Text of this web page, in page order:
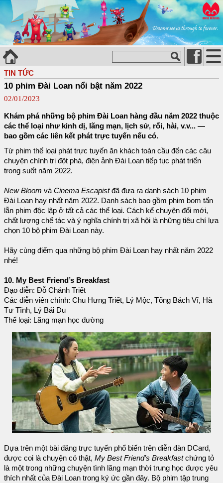
TIN TỨC
10 phim Đài Loan nổi bật năm 2022
02/01/2023
Khám phá những bộ phim Đài Loan hàng đầu năm 2022 thuộc
các thể loại như kinh dị, lãng mạn, lịch sử, rối, hài, v.v... —
bao gồm các liên kết phát trực tuyến nếu có.
Từ phim thể loại phát trực tuyến ăn khách toàn cầu đến các câu
chuyện chính trị đột phá, điện ảnh Đài Loan tiếp tục phát triển
trong suốt năm 2022.
New Bloom và Cinema Escapistđã đưa ra danh sách 10 phim
Đài Loan hay nhất năm 2022. Danh sách bao gồm phim bom tấn
lẫn phim độc lập ở tất cả các thể loại. Cách kể chuyện đổi mới,
chất lượng chế tác và ý nghĩa chính trị xã hội là những tiêu chí lựa
chọn 10 bộ phim Đài Loan này.
Hãy cùng điểm qua những bộ phim Đài Loan hay nhất năm 2022
nhé!
10. My Best Friend’s Breakfast
Đạo diễn: Đỗ Chánh Triết
Các diễn viên chính: Chu Hưng Triết, Lý Mộc, Tống Bách Vĩ, Hà
Tư Tĩnh, Lý Bái Du
Thể loại: Lãng mạn học đường
Dựa trên một bài đăng trực tuyến phổ biến trên diễn đàn DCard,
được coi là chuyện có thật, My Best Friend’s Breakfastchứng tỏ
là một trong những chuyện tình lãng mạn thời trung học được yêu
thích nhất của Đài Loan trong ký ức gần đây. Bộ phim tập trung